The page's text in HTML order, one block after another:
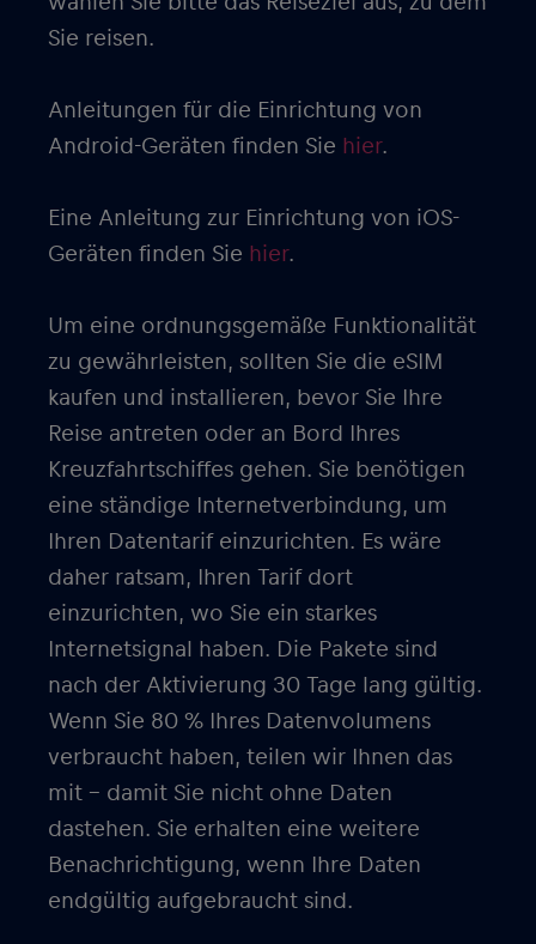
Sie reisen.
Anleitungen für die Einrichtung von
Android-Geräten finden Sie hier.
Eine Anleitung zur Einrichtung von iOS-
Geräten finden Sie hier.
Um eine ordnungsgemäße Funktionalität
zu gewährleisten, sollten Sie die eSIM
kaufen und installieren, bevor Sie Ihre
Reise antreten oder an Bord Ihres
Kreuzfahrtschiffes gehen. Sie benötigen
eine ständige Internetverbindung, um
Ihren Datentarif einzurichten. Es wäre
daher ratsam, Ihren Tarif dort
einzurichten, wo Sie ein starkes
Internetsignal haben. Die Pakete sind
nach der Aktivierung 30 Tage lang gültig.
Wenn Sie 80 % Ihres Datenvolumens
verbraucht haben, teilen wir Ihnen das
mit – damit Sie nicht ohne Daten
dastehen. Sie erhalten eine weitere
Benachrichtigung, wenn Ihre Daten
endgültig aufgebraucht sind.